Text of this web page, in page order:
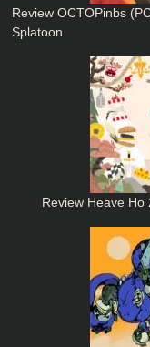
Review OCTOPinbs
Splatoon
Review Heave